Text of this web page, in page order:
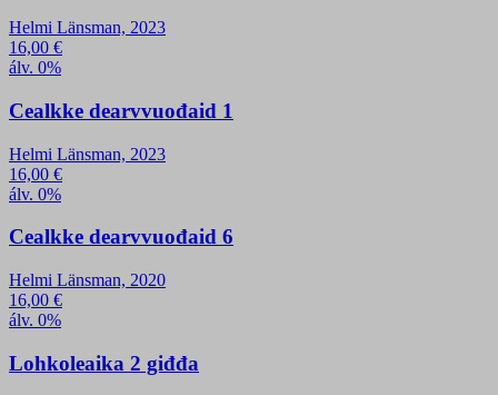
Helmi Länsman, 2023
16,00 €
álv. 0%
Cealkke dearvvuođaid 1
Helmi Länsman, 2023
16,00 €
álv. 0%
Cealkke dearvvuođaid 6
Helmi Länsman, 2020
16,00 €
álv. 0%
Lohkoleaika 2 giđđa